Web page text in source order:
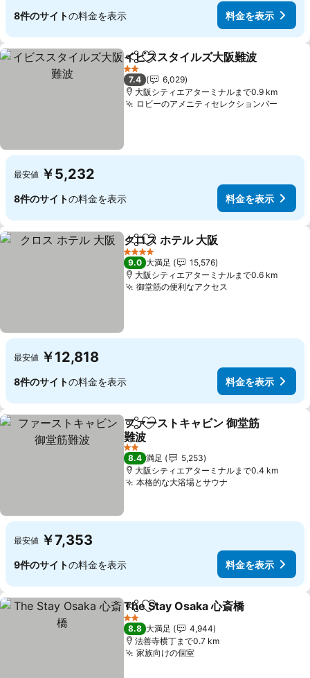
8件のサイトの料金を表示 料金を表示
シェアお気に入りに追加
イビススタイルズ大阪難波
2 ホテルのランク
7.4
6,029
大阪シティエアターミナルまで0.9 km
ロビーのアメニティセレクションバー
最安値 ￥5,232
8件のサイトの料金を表示 料金を表示
シェアお気に入りに追加
クロス ホテル 大阪
4 ホテルのランク
9.0 大満足
15,576
大阪シティエアターミナルまで0.6 km
御堂筋の便利なアクセス
最安値 ￥12,818
8件のサイトの料金を表示 料金を表示
シェアお気に入りに追加
ファーストキャビン 御堂筋
難波
料金を表示
2 ホテルのランク
8.4 満足
5,253
大阪シティエアターミナルまで0.4 km
本格的な大浴場とサウナ
最安値 ￥7,353
9件のサイトの料金を表示 料金を表示
シェアお気に入りに追加
The Stay Osaka 心斎橋
2 ホテルのランク
8.8 大満足
4,944
法善寺横丁まで0.7 km
家族向けの個室料金を表示